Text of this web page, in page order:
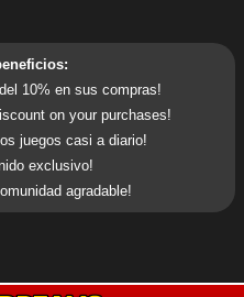
10% en sus compras!
on your purchases!
juegos casi a diario!
exclusivo!
agradable!